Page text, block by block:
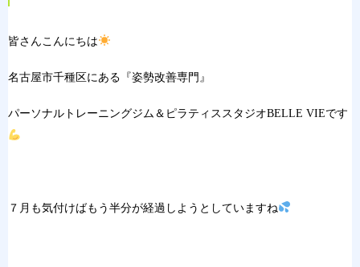
皆さんこんにちは
名古屋市千種区にある『姿勢改善専門』
パーソナルトレーニングジム＆ピラティススタジオBELLE VIEです
７月も気付けばもう半分が経過しようとしていますね